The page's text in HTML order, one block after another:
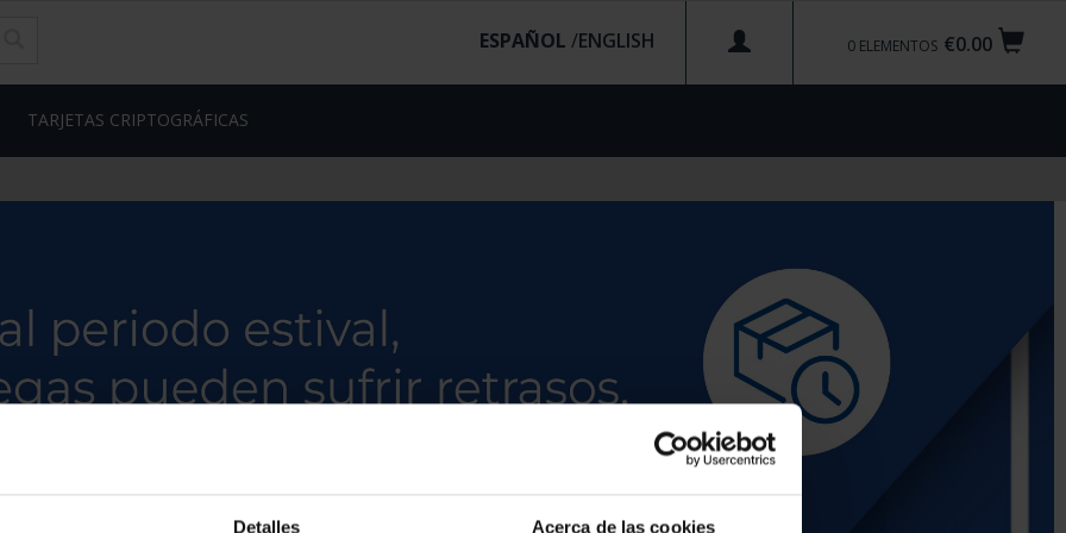
Detalles Acerca de las cookies
€0.00
0 ELEMENTOS
ESPAÑOL /
TARJETAS CRIPTOGRÁFICAS